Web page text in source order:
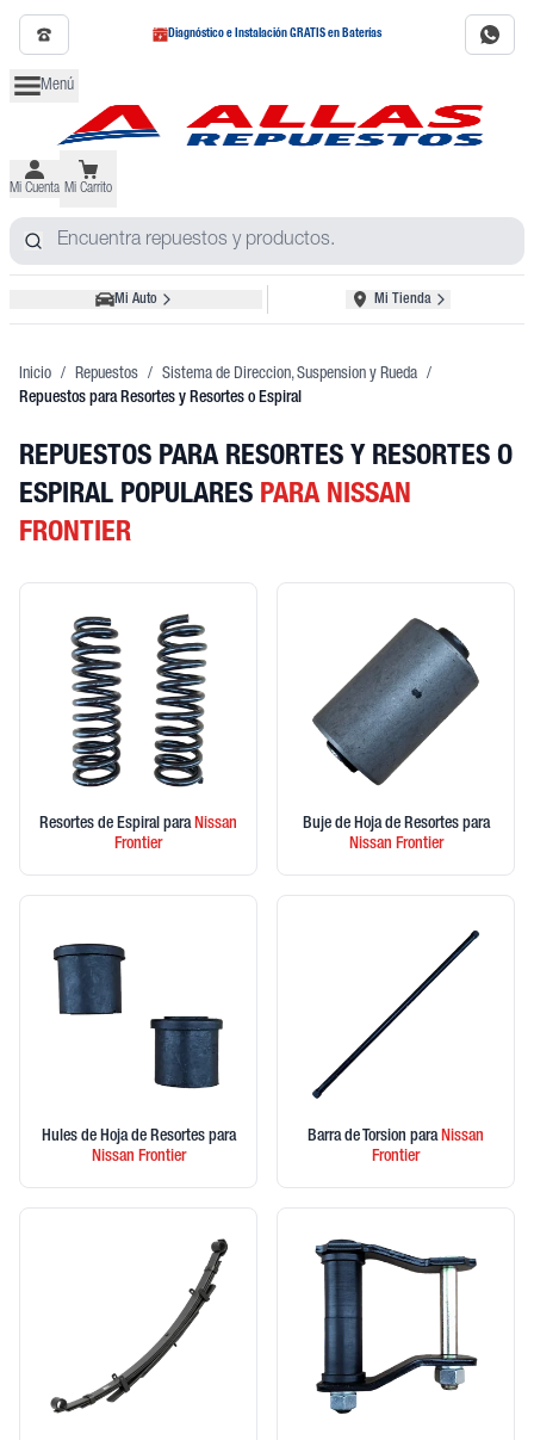
Diagnóstico e Instalación GRATIS en Baterías
Menú
Mi Cuenta Mi Carrito
Mi Auto Mi Tienda
Inicio / Repuestos / Sistema de Direccion, Suspension y Rueda /
Repuestos para Resortes y Resortes o Espiral
REPUESTOS PARA RESORTES Y RESORTES O
ESPIRAL POPULARES PARA NISSAN
FRONTIER
Resortes de Espiral paraNissan
Frontier
Buje de Hoja de Resortes para
Nissan Frontier
Hules de Hoja de Resortes para
Nissan Frontier
Barra de Torsion paraNissan
Frontier